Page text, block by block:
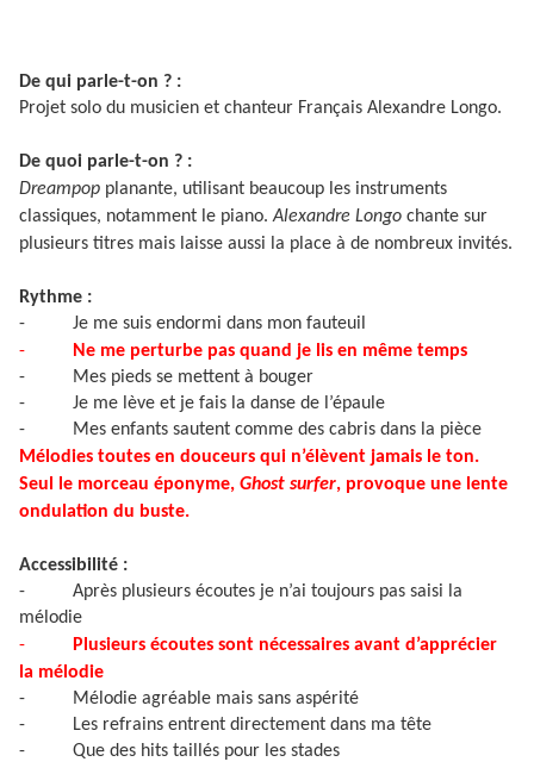
De qui parle-t-on ? :
Projet solo du musicien et chanteur Français Alexandre Longo.
De quoi parle-t-on ? :
Dreampop planante, utilisant beaucoup les instruments
classiques, notamment le piano.Alexandre Longo chante sur
plusieurs titres mais laisse aussi la place à de nombreux invités.
Rythme :
-
Je me suis endormi dans mon fauteuil
-
Ne me perturbe pas quand je lis en même temps
-
Mes pieds se mettent à bouger
-
Je me lève et je fais la danse de l’épaule
-
Mes enfants sautent comme des cabris dans la pièce
Mélodies toutes en douceurs qui n’élèvent jamais le ton.
Seul le morceau éponyme, Ghost surfer, provoque une lente
ondulation du buste.
Accessibilité :
-
Après plusieurs écoutes je n’ai toujours pas saisi la
mélodie
-
Plusieurs écoutes sont nécessaires avant d’apprécier
la mélodie
-
Mélodie agréable mais sans aspérité
-
Les refrains entrent directement dans ma tête
-
Que des hits taillés pour les stades